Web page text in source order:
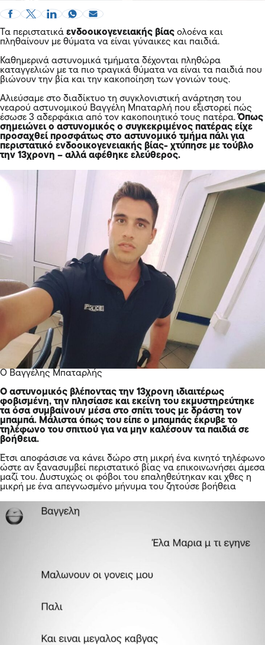
Τα περιστατικά ενδοοικογενειακής βίας ολοένα και
πληθαίνουν με θύματα να είναι γύναικες και παιδιά.
Καθημερινά αστυνομικά τμήματα δέχονται πληθώρα
καταγγελιών με τα πιο τραγικά θύματα να είναι τα παιδιά που
βιώνουν την βία και την κακοποίηση των γονιών τους.
Αλιεύσαμε στο διαδίκτυο τη συγκλονιστική ανάρτηση του
νεαρού αστυνομικού Βαγγέλη Μπαταρλή που εξιστορεί πώς
έσωσε 3 αδερφάκια από τον κακοποιητικό τους πατέρα.Όπως
σημειώνει ο αστυνομικός ο συγκεκριμένος πατέρας είχε
προσαχθεί προσφάτως στο αστυνομικό τμήμα πάλι για
περιστατικό ενδοοικογενειακής βίας- χτύπησε με τούβλο
την 13χρονη – αλλά αφέθηκε ελεύθερος.
O Βαγγέλης Μπαταρλής
Ο αστυνομικός βλέποντας την 13χρονη ιδιαιτέρως
φοβισμένη, την πλησίασε και εκείνη του εκμυστηρεύτηκε
τα όσα συμβαίνουν μέσα στο σπίτι τους με δράστη τον
μπαμπά. Μάλιστα όπως του είπε ο μπαμπάς έκρυβε το
τηλέφωνο του σπιτιού για να μην καλέσουν τα παιδιά σε
βοήθεια.
Έτσι αποφάσισε να κάνει δώρο στη μικρή ένα κινητό τηλέφωνο
ώστε αν ξανασυμβεί περιστατικό βίας να επικοινωνήσει άμεσα
μαζί του. Δυστυχώς οι φόβοι του επαληθεύτηκαν και χθες η
μικρή με ένα απεγνωσμένο μήνυμα του ζητούσε βοήθεια